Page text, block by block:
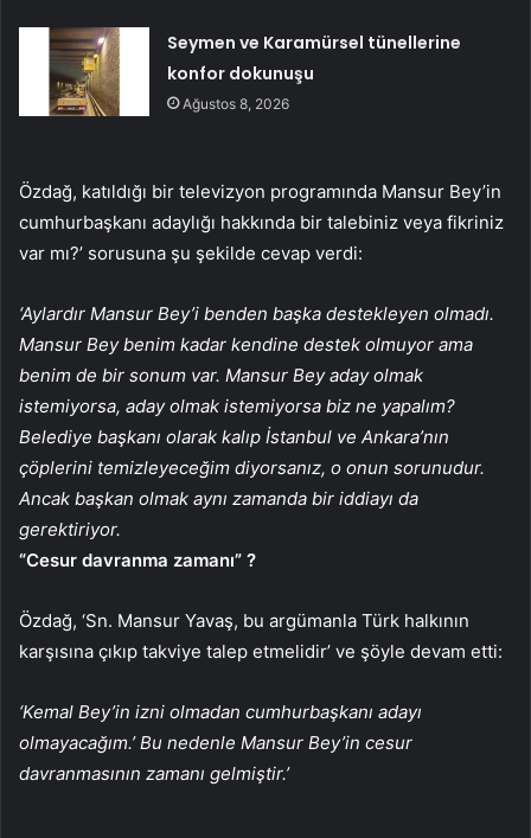
Seymen ve Karamürsel tünellerine
konfor dokunuşu
Ağustos 8, 2026
Özdağ, katıldığı bir televizyon programında Mansur Bey’in
cumhurbaşkanı adaylığı hakkında bir talebiniz veya fikriniz
var mı?’ sorusuna şu şekilde cevap verdi:
‘Aylardır Mansur Bey’i benden başka destekleyen olmadı.
Mansur Bey benim kadar kendine destek olmuyor ama
benim de bir sonum var. Mansur Bey aday olmak
istemiyorsa, aday olmak istemiyorsa biz ne yapalım?
Belediye başkanı olarak kalıp İstanbul ve Ankara’nın
çöplerini temizleyeceğim diyorsanız, o onun sorunudur.
Ancak başkan olmak aynı zamanda bir iddiayı da
gerektiriyor.
“Cesur davranma zamanı” ?
Özdağ, ‘Sn. Mansur Yavaş, bu argümanla Türk halkının
karşısına çıkıp takviye talep etmelidir’ ve şöyle devam etti:
‘Kemal Bey’in izni olmadan cumhurbaşkanı adayı
olmayacağım.’ Bu nedenle Mansur Bey’in cesur
davranmasının zamanı gelmiştir.’